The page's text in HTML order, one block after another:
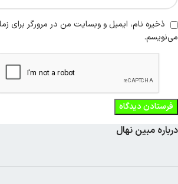
ذخیره نام، ایمیل و وبسایت من در مرورگر برای
می‌نویسم.
درباره مبین نهال